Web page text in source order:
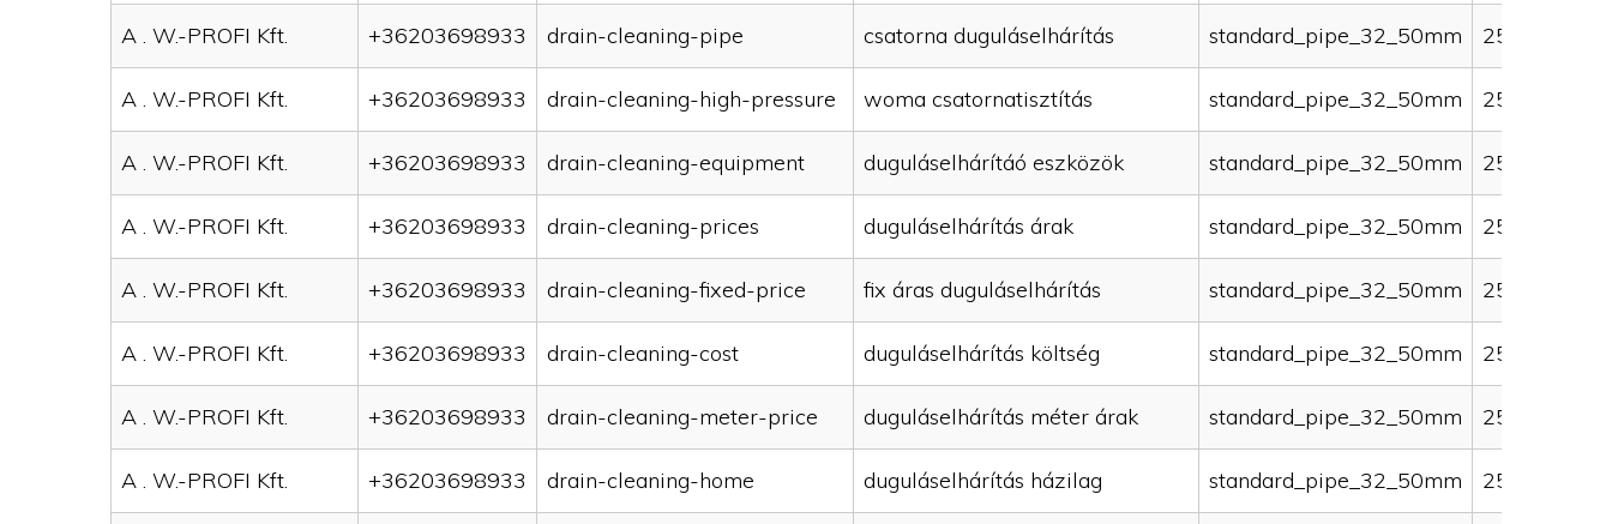
A . W.-PROFI Kft. +36203698933 drain-cleaning-pipe csatorna duguláselhárítás standard_pipe_32_50mm 25000
A . W.-PROFI Kft. +36203698933 drain-cleaning-high-pressure woma csatornatisztítás standard_pipe_32_50mm 25000
A . W.-PROFI Kft. +36203698933 drain-cleaning-equipment duguláselhárítáó eszközök standard_pipe_32_50mm 25000
A . W.-PROFI Kft. +36203698933 drain-cleaning-prices duguláselhárítás árak standard_pipe_32_50mm 25000
A . W.-PROFI Kft. +36203698933 drain-cleaning-fixed-price fix áras duguláselhárítás standard_pipe_32_50mm 25000
A . W.-PROFI Kft. +36203698933 drain-cleaning-cost duguláselhárítás költség standard_pipe_32_50mm 25000
A . W.-PROFI Kft. +36203698933 drain-cleaning-meter-price duguláselhárítás méter árak standard_pipe_32_50mm 25000
A . W.-PROFI Kft. +36203698933 drain-cleaning-home duguláselhárítás házilag standard_pipe_32_50mm 25000